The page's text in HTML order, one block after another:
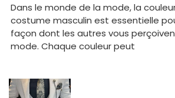
Dans le monde de la mode, la
costume masculin est essentielle
façon dont les autres vous
mode. Chaque couleur peut